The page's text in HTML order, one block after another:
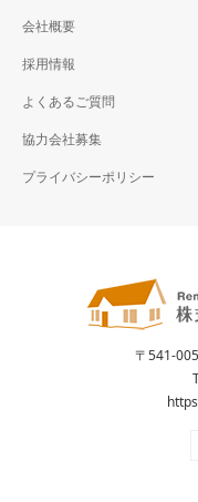
会社概要
採用情報
よくあるご質問
協力会社募集
プライバシーポリシー
〒541-